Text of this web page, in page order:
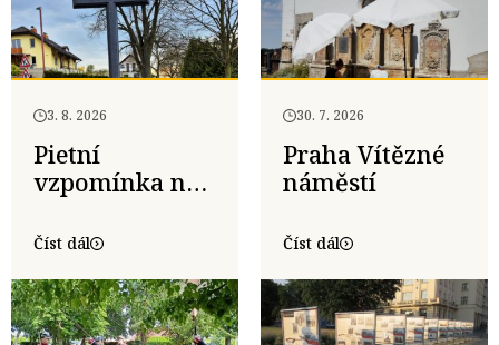
3. 8. 2026
Pietní
vzpomínka na
úmrtí
Clausewitze v
Čejči
Číst dál
30. 7. 2026
Praha Vítězné
náměstí
Číst dál